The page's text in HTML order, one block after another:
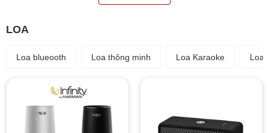
LOA
Loa blueooth Loa thông minh Loa Karaoke Loa